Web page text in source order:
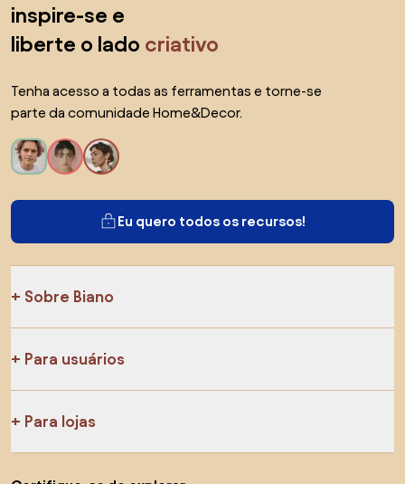
inspire-se e
liberte o lado criativo
Tenha acesso a todas as ferramentas e torne-se
parte da comunidade Home&Decor.
Eu quero todos os recursos!
Sobre Biano
Para usuários
Para lojas